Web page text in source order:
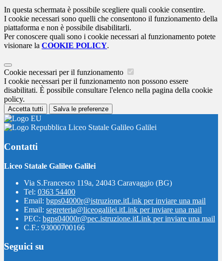
In questa schermata è possibile scegliere quali cookie consentire.
I cookie necessari sono quelli che consentono il funzionamento della
piattaforma e non è possibile disabilitarli.
Per conoscere quali sono i cookie necessari al funzionamento potete
visionare la COOKIE POLICY.
Cookie necessari per il funzionamento
I cookie necessari per il funzionamento non possono essere
disabilitati. È possibile consultare l'elenco nella pagina della cookie
policy.
Accetta tutti Salva le preferenze
Liceo Statale Galileo Galilei
Contatti
Liceo Statale Galileo Galilei
Via S.Francesco 119a, 24043 Caravaggio (BG)
Tel: 0363 54400
Email: bgps04000r@istruzione.itLink per inviare una mail
Email: segreteria@liceogalilei.itLink per inviare una mail
PEC: bgps04000r@pec.istruzione.itLink per inviare una mail
C.F.: 93000700166
Seguici su